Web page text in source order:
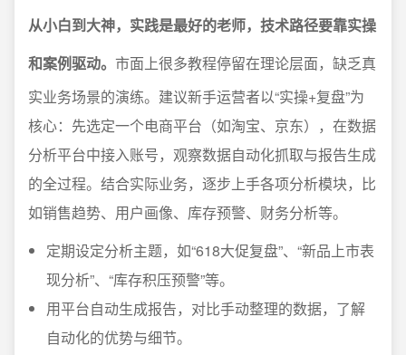
从小白到大神，实践是最好的老师，技术路径要靠实操
和案例驱动。 市面上很多教程停留在理论层面，缺乏真
实业务场景的演练。建议新手运营者以“实操+复盘”为
核心：先选定一个电商平台（如淘宝、京东），在数据
分析平台中接入账号，观察数据自动化抓取与报告生成
的全过程。结合实际业务，逐步上手各项分析模块，比
如销售趋势、用户画像、库存预警、财务分析等。
定期设定分析主题，如“618大促复盘”、“新品上市表
现分析”、“库存积压预警”等。
用平台自动生成报告，对比手动整理的数据，了解
自动化的优势与细节。